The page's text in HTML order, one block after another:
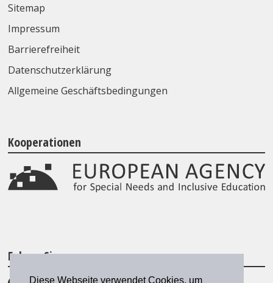
Diese Webseite verwendet Cookies, um
Sitemap
Impressum
Barrierefreiheit
Datenschutzerklärung
Allgemeine Geschäftsbedingungen
Kooperationen
Folgen Sie uns